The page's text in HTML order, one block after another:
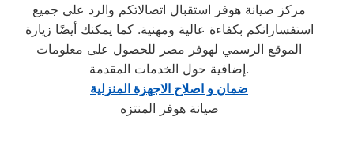
مركز صيانة هوفر استقبال اتصالاتكم والرد على جميع
استفساراتكم بكفاءة عالية ومهنية. كما يمكنك أيضًا زيارة
الموقع الرسمي لهوفر مصر للحصول على معلومات
إضافية حول الخدمات المقدمة.
ضمان و اصلاح الاجهزة المنزلية
صيانة هوفر المنتزه